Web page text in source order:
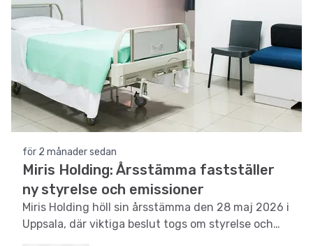
för 2 månader sedan
Miris Holding: Årsstämma fastställer
ny styrelse och emissioner
Miris Holding höll sin årsstämma den 28 maj 2026 i
Uppsala, där viktiga beslut togs om styrelse och